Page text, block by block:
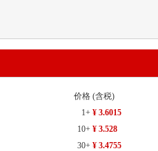
220pF
价格 (含税)
1+ ¥ 3.6015
10+ ¥ 3.528
30+ ¥ 3.4755